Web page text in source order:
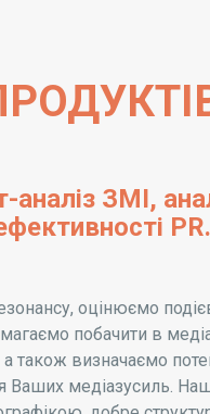
ЗМІ,
PR.
оцінюємо
побачити в
також визначаємо
Ваших медіазусиль.